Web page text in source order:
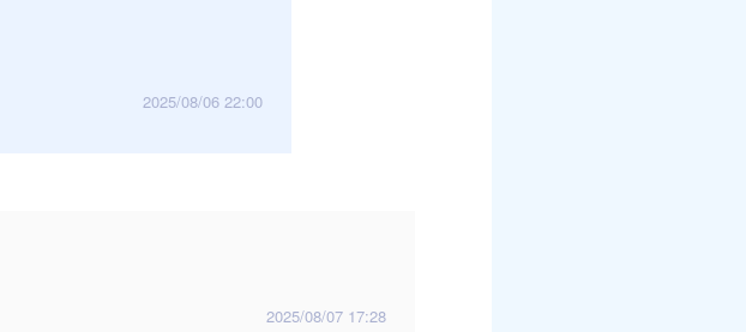
2025/08/06 22:00
2025/08/07 17:28